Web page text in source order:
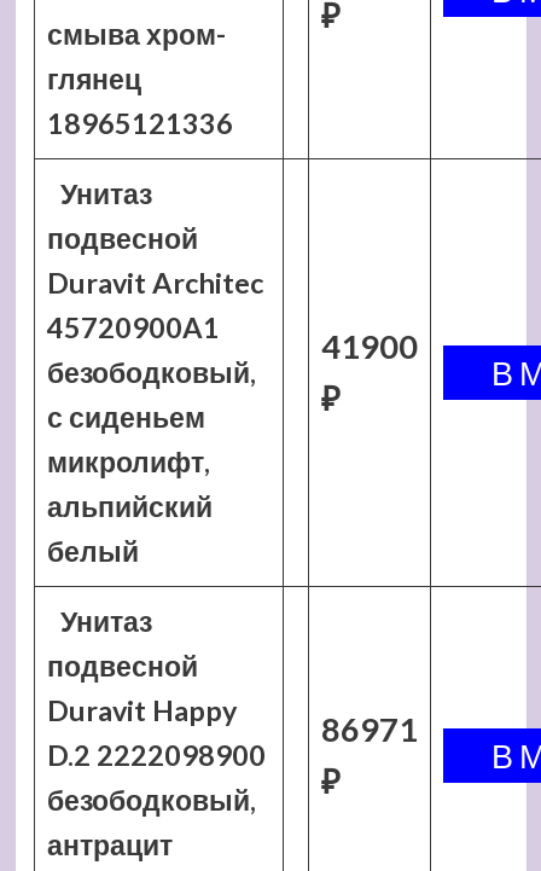
смыва хром-
глянец
18965121336
₽
Унитаз
подвесной
Duravit Architec
45720900A1
безободковый,
с сиденьем
микролифт,
альпийский
белый
41900
₽
Унитаз
подвесной
Duravit Happy
D.2 2222098900
безободковый,
антрацит
86971
₽